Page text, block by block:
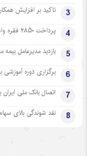
3 تاکید بر افزایش
4 پرداخت ۲۸۵۰ فقره وام فرزندآوری توسط موسسه اعتباری ملل
5 بازدید مدیرعامل
6 برگزاری دوره آموزشی
7 اتصال بانک ملی
8 نقد شوندگی بالای